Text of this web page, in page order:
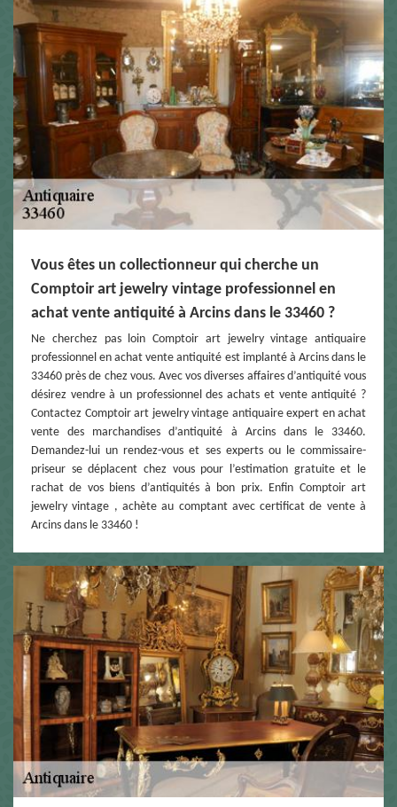
Vous êtes un collectionneur qui cherche un
Comptoir art jewelry vintage professionnel en
achat vente antiquité à Arcins dans le 33460 ?
Ne cherchez pas loin Comptoir art jewelry vintage antiquaire
professionnel en achat vente antiquité est implanté à Arcins dans le
33460 près de chez vous. Avec vos diverses affaires d’antiquité vous
désirez vendre à un professionnel des achats et vente antiquité ?
Contactez Comptoir art jewelry vintage antiquaire expert en achat
vente des marchandises d’antiquité à Arcins dans le 33460.
Demandez-lui un rendez-vous et ses experts ou le commissaire-
priseur se déplacent chez vous pour l’estimation gratuite et le
rachat de vos biens d’antiquités à bon prix. Enfin Comptoir art
jewelry vintage , achète au comptant avec certificat de vente à
Arcins dans le 33460 !